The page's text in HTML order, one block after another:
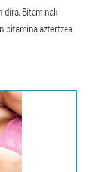
dira. Bitaminak
bitamina aztertzea